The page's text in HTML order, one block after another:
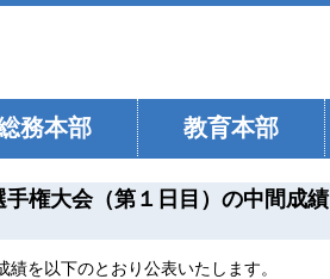
務本部 教育本部
権大会（第１日目）の中間成績
を以下のとおり公表いたします。